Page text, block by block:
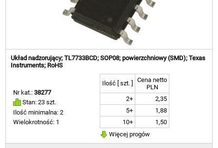
Układ nadzorujący; TL7733BCD; SOP08; powierzchniowy (SMD); Texas
Instruments; RoHS
Nr kat.:38277
Stan: 23 szt.
Ilość minimalna: 2
Wielokrotność: 1
Ilość [ szt. ]
Cena netto
PLN
2+
2,35
5+
1,88
10+
1,50
Więcej progów